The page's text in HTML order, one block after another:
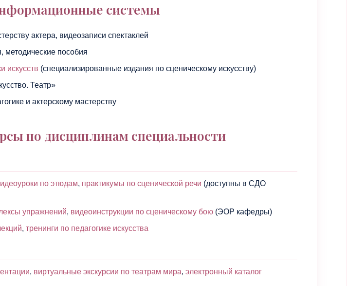
системы
актера, видеозаписи спектаклей
методические пособия
искусств (специализированные издания по сценическому искусству)
Театр»
и актерскому мастерству
по дисциплинам специальности
по этюдам, практикумы по сценической речи (доступны в СДО
упражнений, видеоинструкции по сценическому бою (ЭОР кафедры)
, тренинги по педагогике искусства
, виртуальные экскурсии по театрам мира, электронный каталог